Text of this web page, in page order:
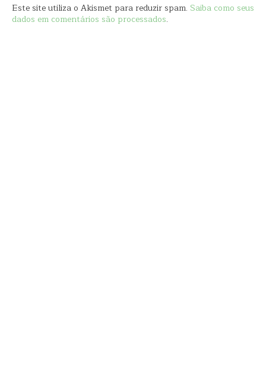
Este site utiliza o Akismet para reduzir spam. Saiba como seus
dados em comentários são processados.